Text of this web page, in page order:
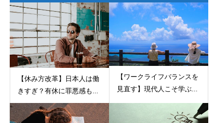
【休み方改革】日本人は働
きすぎ？有休に罪悪感も...
【ワークライフバランスを
見直す】現代人こそ学ぶ...